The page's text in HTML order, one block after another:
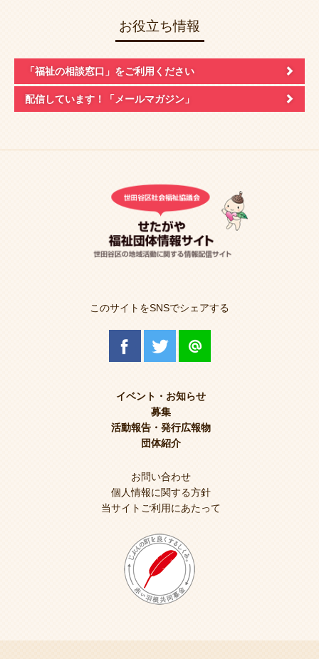
お役立ち情報
「福祉の相談窓口」 をご利用ください
配信しています！ 「メールマガジン」
このサイトをSNSでシェアする
イベント・お知らせ
募集
活動報告・発行広報物
団体紹介
お問い合わせ
個人情報に関する方針
当サイトご利用にあたって